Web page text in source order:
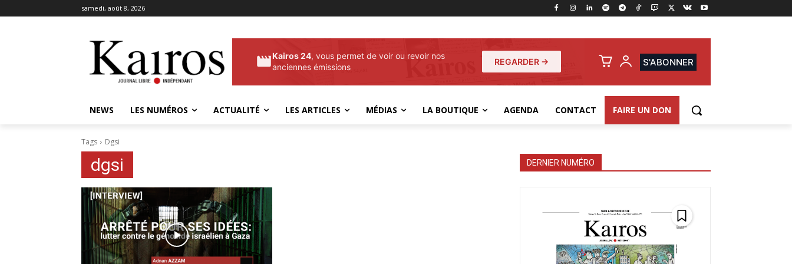
samedi, août 8, 2026
Kairos 24, vous permet de voir ou revoir nos
anciennes émissions
REGARDER → S'ABONNER
NEWS LES NUMÉROS ACTUALITÉ LES ARTICLES MÉDIAS LA BOUTIQUE AGENDA CONTACT FAIRE UN DON
Tags Dgsi
dgsi DERNIER NUMÉRO